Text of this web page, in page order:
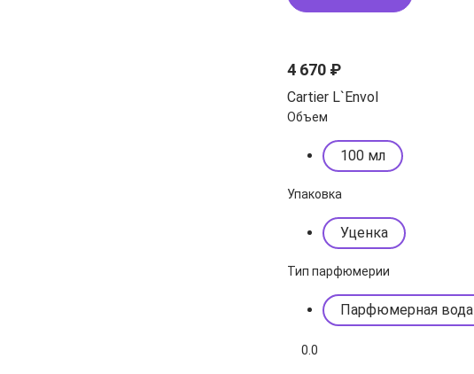
4 670 ₽
Cartier L`Envol
Объем
100 мл
Упаковка
Уценка
Тип парфюмерии
Парфюмерная вода
0.0